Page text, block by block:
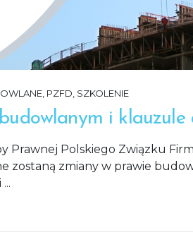
, PZFD, SZKOLENIE
i klauzule
Prawnej Polskiego Związku
zostaną zmiany w prawie